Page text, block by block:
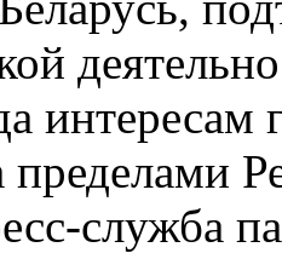
интересам
пределами
служба